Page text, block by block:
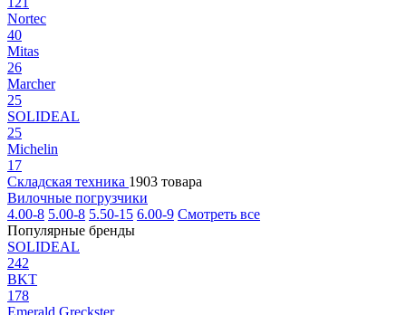
Nortec
40
Mitas
26
Marcher
25
SOLIDEAL
25
Michelin
17
Складская техника 1903 товара
Вилочные погрузчики
4.00-8 5.00-8 5.50-15 6.00-9 Смотреть все
Популярные бренды
SOLIDEAL
242
BKT
178
Emerald Greckster